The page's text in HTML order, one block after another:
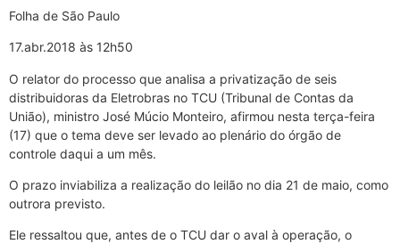
Folha de São Paulo
17.abr.2018 às 12h50
O relator do processo que analisa a privatização de seis
distribuidoras da Eletrobras no TCU (Tribunal de Contas da
União), ministro José Múcio Monteiro, afirmou nesta terça-feira
(17) que o tema deve ser levado ao plenário do órgão de
controle daqui a um mês.
O prazo inviabiliza a realização do leilão no dia 21 de maio, como
outrora previsto.
Ele ressaltou que, antes de o TCU dar o aval à operação, o